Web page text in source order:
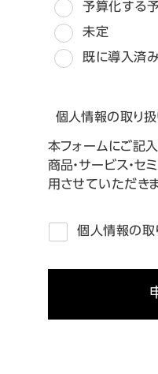
予算化する
未定
既に導入済み
個人情報の取り
本フォームにご記
商品・サービス・
用させていただきま
*
個人情報の取